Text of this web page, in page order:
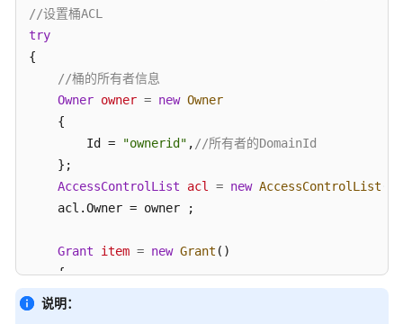
问
Android
Node.js
测）
场
//设置桶ACL
try
{
//桶的所有者信息
Owner owner = new Owner
    {
        Id =
"ownerid" , //所有者的DomainId
    };
AccessControlList
acl = new AccessControlList
    acl.Owner = owner ;
Grant item = new Grant ()
    {
        Grantee =
说明：